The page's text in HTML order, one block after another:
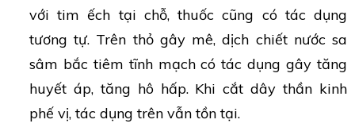
với tim ếch tại chỗ, thuốc cũng có tác dụng
tương tự. Trên thỏ gây mê, dịch chiết nước sa
sâm bắc tiêm tĩnh mạch có tác dụng gây tăng
huyết áp, tăng hô hấp. Khi cắt dây thần kinh
phế vị, tác dụng trên vẫn tồn tại.